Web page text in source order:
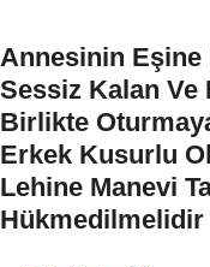
Annesinin Eşine
Sessiz Kalan
Birlikte
Erkek Kusurlu
Lehine Manevi
Hükmedilmelidir